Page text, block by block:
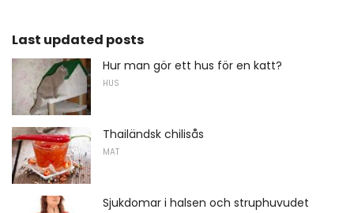
Last updated posts
Hur man gör ett hus för en katt?
HUS
Thailändsk chilisås
MAT
Sjukdomar i halsen och struphuvudet